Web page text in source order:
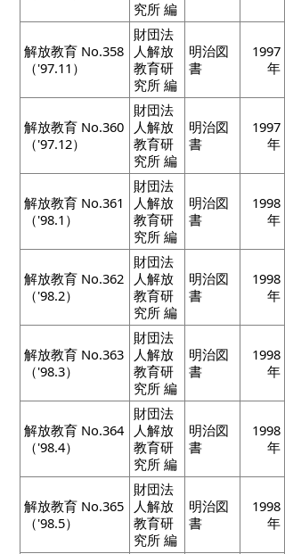
究所 編
解放教育 No.358
（'97.11）
財団法
人解放
教育研
究所 編
明治図
書
1997
年
解放教育 No.360
（'97.12）
財団法
人解放
教育研
究所 編
明治図
書
1997
年
解放教育 No.361
（'98.1）
財団法
人解放
教育研
究所 編
明治図
書
1998
年
解放教育 No.362
（'98.2）
財団法
人解放
教育研
究所 編
明治図
書
1998
年
解放教育 No.363
（'98.3）
財団法
人解放
教育研
究所 編
明治図
書
1998
年
解放教育 No.364
（'98.4）
財団法
人解放
教育研
究所 編
明治図
書
1998
年
解放教育 No.365
（'98.5）
財団法
人解放
教育研
究所 編
明治図
書
1998
年